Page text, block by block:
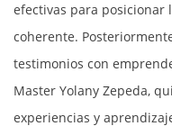
efectivas para posicionar
coherente.
testimonios con
Master Yolany Zepeda,
experiencias y